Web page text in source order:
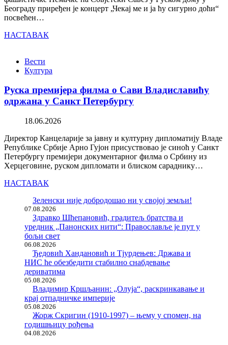
Београду приређен је концерт „Чекај ме и ја ћу сигурно доћи“
посвећен…
НАСТАВАК
Вести
Култура
Руска премијера филма о Сави Владиславићу
одржана у Санкт Петербургу
18.06.2026
Директор Канцеларије за јавну и културну дипломатију Владе
Републике Србије Арно Гујон присуствовао је синоћ у Санкт
Петербургу премијери документарног филма о Србину из
Херцеговине, руском дипломати и блиском сараднику…
НАСТАВАК
Зеленски није добродошао ни у својој земљи!
07.08.2026
Здравко Шћепановић, градитељ братства и
уредник „Панонских нити“: Православље је пут у
бољи свет
06.08.2026
Ђедовић Хандановић и Тјурдењев: Држава и
НИС ће обезбедити стабилно снабдевање
дериватима
05.08.2026
Владимир Кршљанин: „Олуја“, раскринкавање и
крај отпадничке империје
05.08.2026
Жорж Скригин (1910-1997) – њему у спомен, на
годишњицу рођења
04.08.2026